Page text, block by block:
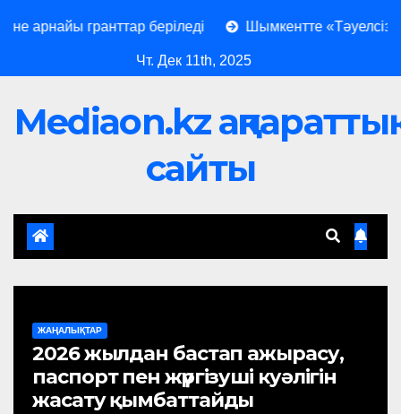
гранттар беріледі Шымкентте «Тәуелсіз елдің
Чт. Дек 11th, 2025
Mediaon.kz ақпараттық
сайты
ЖАҢАЛЫҚТАР
2026 жылдан бастап ажырасу,
паспорт пен жүргізуші куәлігін
жасату қымбаттайды